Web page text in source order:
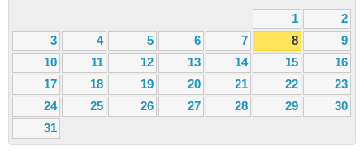
1
2
3
4 5 6 7 8
9
10
11 12 13 14 15
16
17
18 19 20 21 22
23
24
25 26 27 28 29
30
31